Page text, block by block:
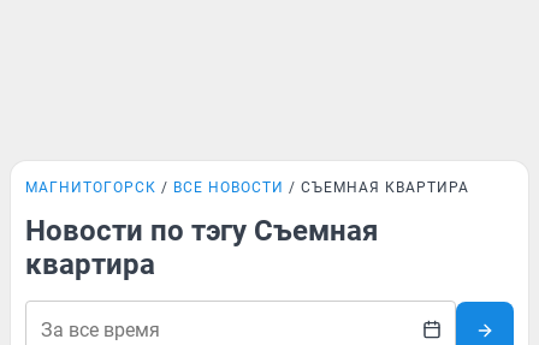
МАГНИТОГОРСК ВСЕ НОВОСТИ СЪЕМНАЯ КВАРТИРА
Новости по тэгу Съемная
квартира